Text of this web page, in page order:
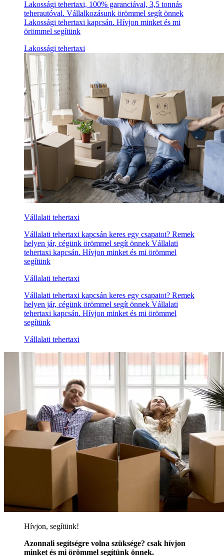
Lakossági tehertaxi, 100% garanciával, 3,5 tonnás
teherautóval. Vállalkozásunk örömmel segít önnek
Lakossági tehertaxi kapcsán. Hívjon minket és mi
örömmel segítünk
Lakossági tehertaxi
Vállalati tehertaxi
Vállalati tehertaxi kapcsán keres egy csapatot? Remek
helyen jár, cégünk örömmel segít önnek Vállalati
tehertaxi kapcsán. Hívjon minket és mi örömmel
segítünk
Vállalati tehertaxi
Vállalati tehertaxi kapcsán keres egy csapatot? Remek
helyen jár, cégünk örömmel segít önnek Vállalati
tehertaxi kapcsán. Hívjon minket és mi örömmel
segítünk
Vállalati tehertaxi
Hívjon, segítünk!
Azonnali segítségre volna szüksége? csak hívjon
minket és mi örömmel segítünk önnek.